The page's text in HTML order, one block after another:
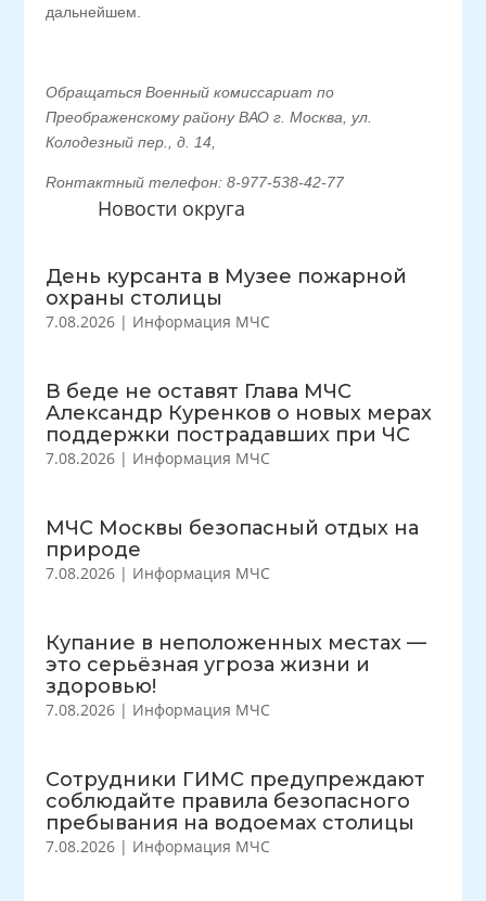
Новости округа
День курсанта в Музее пожарной
охраны столицы
7.08.2026 | Информация МЧС
В беде не оставят Глава МЧС
Александр Куренков о новых мерах
поддержки пострадавших при ЧС
7.08.2026 | Информация МЧС
МЧС Москвы безопасный отдых на
природе
7.08.2026 | Информация МЧС
Купание в неположенных местах —
это серьёзная угроза жизни и
здоровью!
7.08.2026 | Информация МЧС
Сотрудники ГИМС предупреждают
соблюдайте правила безопасного
пребывания на водоемах столицы
7.08.2026 | Информация МЧС
дальнейшем.
Обращаться Военный комиссариат по
Преображенскому району ВАО г. Москва, ул.
Колодезный пер., д. 14,
Rонтактный телефон: 8-977-538-42-77